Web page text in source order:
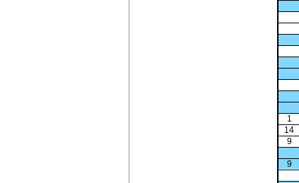
1
14
9
9